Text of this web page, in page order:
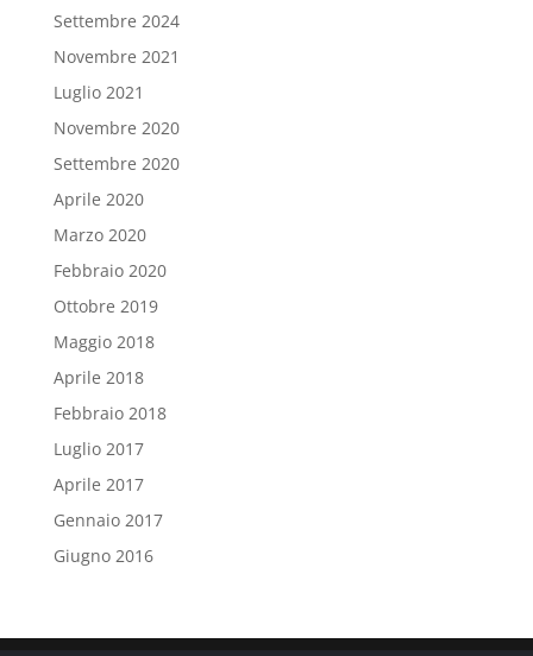
Settembre 2024
Novembre 2021
Luglio 2021
Novembre 2020
Settembre 2020
Aprile 2020
Marzo 2020
Febbraio 2020
Ottobre 2019
Maggio 2018
Aprile 2018
Febbraio 2018
Luglio 2017
Aprile 2017
Gennaio 2017
Giugno 2016